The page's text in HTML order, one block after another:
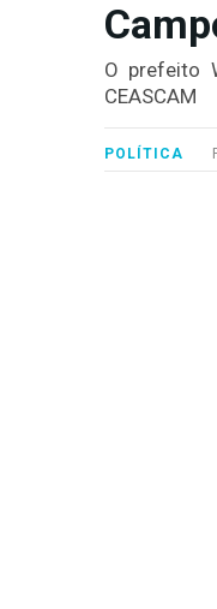
Desenvolvido
O prefeito
CEASCAM
POLÍTICA